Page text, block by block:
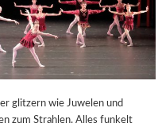
glitzern wie Juwelen und
zum Strahlen. Alles funkelt